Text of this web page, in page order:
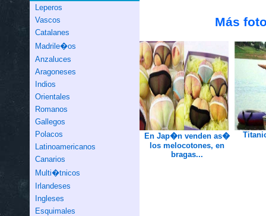
Leperos
Vascos
Catalanes
Madrile�os
Anzaluces
Aragoneses
Indios
Orientales
Romanos
Gallegos
Polacos
Latinoamericanos
Canarios
Multi�tnicos
Irlandeses
Ingleses
Esquimales
Más
En Jap�n venden as�
los melocotones, en
bragas...